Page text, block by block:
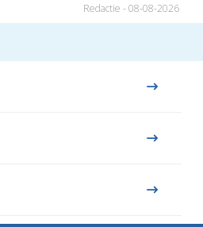
Redactie - 08-08-2026